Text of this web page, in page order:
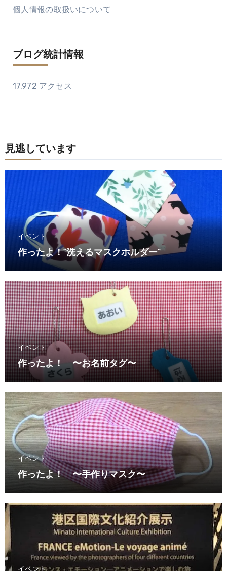
個人情報の取扱いについて
ブログ統計情報
17,972 アクセス
見逃しています
イベント
作ったよ！“洗えるマスクホルダー”
イベント
作ったよ！ 〜お名前タグ〜
イベント
作ったよ！ 〜手作りマスク〜